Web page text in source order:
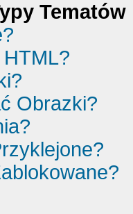
Tematów
Obrazki?